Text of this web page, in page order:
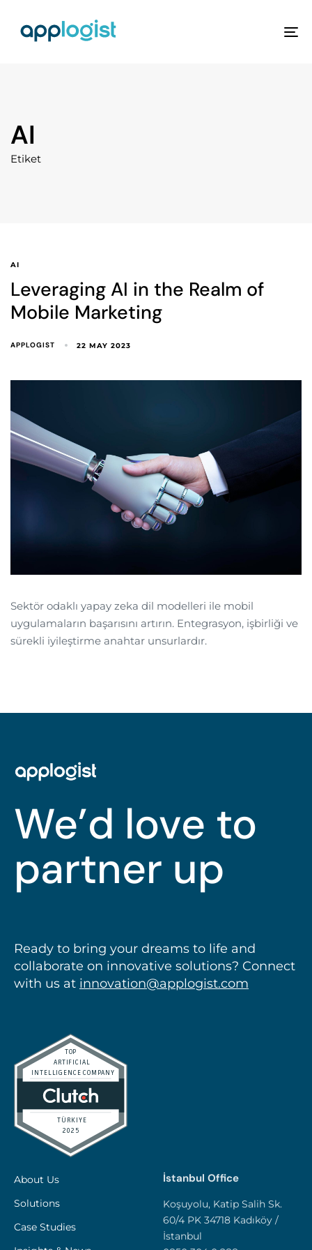
AI
Etiket
AI
Leveraging AI in the Realm of
Mobile Marketing
APPLOGIST 22 MAY 2023
Sektör odaklı yapay zeka dil modelleri ile mobil
uygulamaların başarısını artırın. Entegrasyon, işbirliği ve
sürekli iyileştirme anahtar unsurlardır.
We’d love to
partner up
Ready to bring your dreams to life and
collaborate on innovative solutions? Connect
with us at innovation@applogist.com
About Us
Solutions
Case Studies
İstanbul Office
Koşuyolu, Katip Salih Sk.
60/4 PK 34718 Kadıköy /
İstanbul